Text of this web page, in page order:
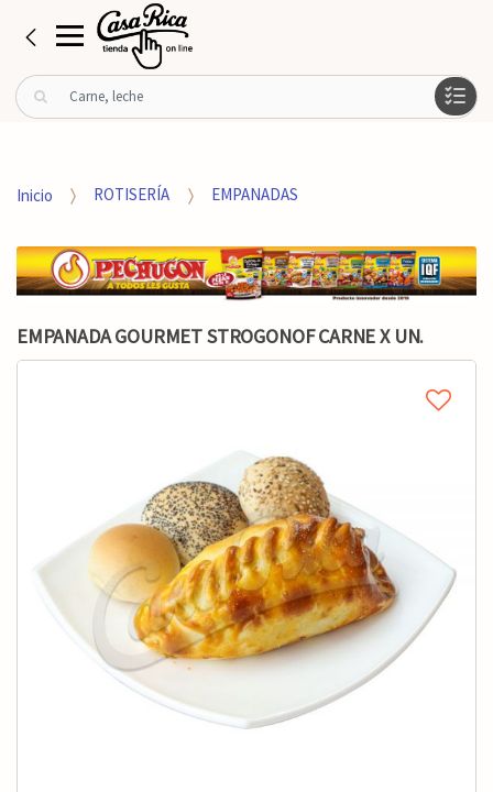
B
u
r
o
r
:
Inicio ROTISERÍA EMPANADAS
EMPANADA GOURMET STROGONOF CARNE X UN.